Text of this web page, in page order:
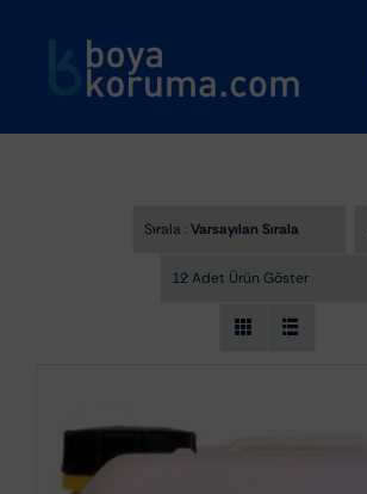
Sırala :Varsayılan Sıralama
12 Adet Ürün Göster